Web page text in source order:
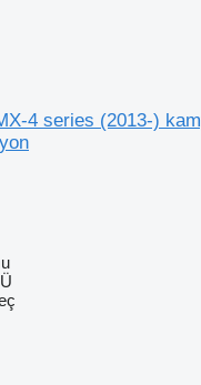
4 series (2013-)